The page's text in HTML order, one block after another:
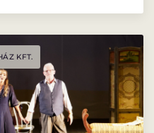
KFT.